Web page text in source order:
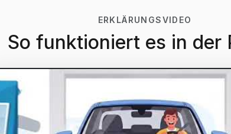
ERKLÄRUNGSVIDEO
So funktioniert es in der